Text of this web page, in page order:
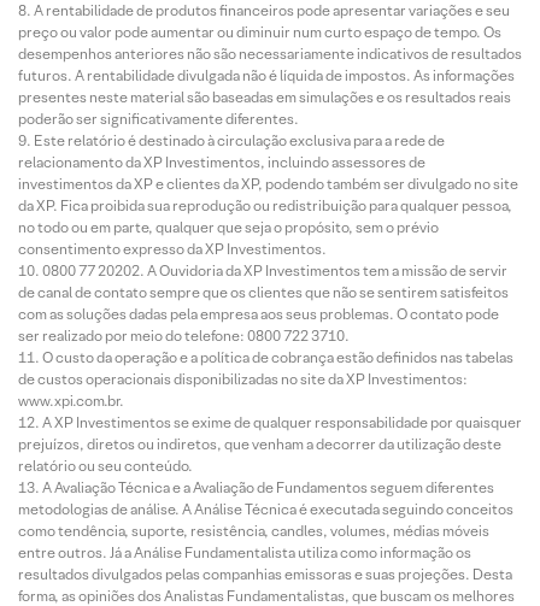
A rentabilidade de produtos financeiros pode apresentar variações e seu
preço ou valor pode aumentar ou diminuir num curto espaço de tempo. Os
desempenhos anteriores não são necessariamente indicativos de resultados
futuros. A rentabilidade divulgada não é líquida de impostos. As informações
presentes neste material são baseadas em simulações e os resultados reais
poderão ser significativamente diferentes.
Este relatório é destinado à circulação exclusiva para a rede de
relacionamento da XP Investimentos, incluindo assessores de
investimentos da XP e clientes da XP, podendo também ser divulgado no site
da XP. Fica proibida sua reprodução ou redistribuição para qualquer pessoa,
no todo ou em parte, qualquer que seja o propósito, sem o prévio
consentimento expresso da XP Investimentos.
0800 77 20202. A Ouvidoria da XP Investimentos tem a missão de servir
de canal de contato sempre que os clientes que não se sentirem satisfeitos
com as soluções dadas pela empresa aos seus problemas. O contato pode
ser realizado por meio do telefone: 0800 722 3710.
O custo da operação e a política de cobrança estão definidos nas tabelas
de custos operacionais disponibilizadas no site da XP Investimentos:
www.xpi.com.br.
A XP Investimentos se exime de qualquer responsabilidade por quaisquer
prejuízos, diretos ou indiretos, que venham a decorrer da utilização deste
relatório ou seu conteúdo.
A Avaliação Técnica e a Avaliação de Fundamentos seguem diferentes
metodologias de análise. A Análise Técnica é executada seguindo conceitos
como tendência, suporte, resistência, candles, volumes, médias móveis
entre outros. Já a Análise Fundamentalista utiliza como informação os
resultados divulgados pelas companhias emissoras e suas projeções. Desta
forma, as opiniões dos Analistas Fundamentalistas, que buscam os melhores